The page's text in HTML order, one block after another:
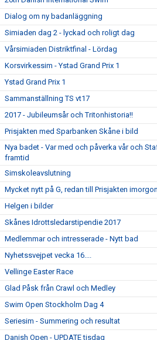
Dialog om ny badanläggning
Simiaden dag 2 - lyckad och roligt dag
Vårsimiaden Distriktfinal - Lördag
Korsvirkessim - Ystad Grand Prix 1
Ystad Grand Prix 1
Sammanställning TS vt17
2017 - Jubileumsår och Tritonhistoria!!
Prisjakten med Sparbanken Skåne i bild
Nya badet - Var med och påverka vår och
framtid
Simskoleavslutning
Mycket nytt på G, redan till Prisjakten imorgon
Helgen i bilder
Skånes Idrottsledarstipendie 2017
Medlemmar och intresserade - Nytt bad
Nyhetssvejpet vecka 16....
Vellinge Easter Race
Glad Påsk från Crawl och Medley
Swim Open Stockholm Dag 4
Seriesim - Summering och resultat
Danish Open - UPDATE tisdag